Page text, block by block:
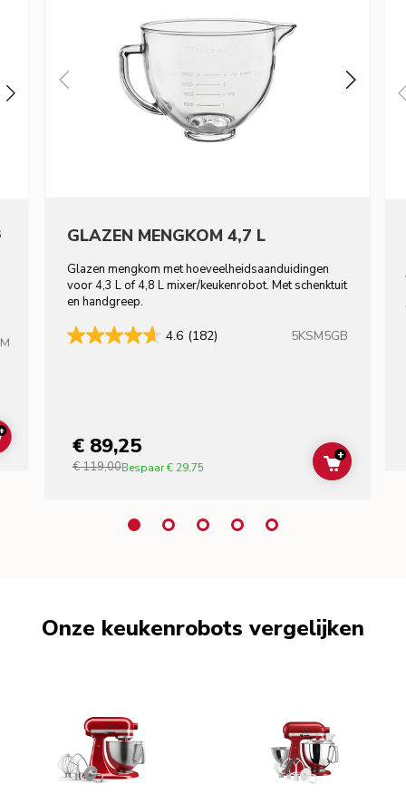
ADD TO CART
GLAZEN MENGKOM 4,7 L
Glazen mengkom met hoeveelheidsaanduidingen
voor 4,3 L of 4,8 L mixer/keukenrobot. Met schenktuit
en handgreep.
4.6 (182) 5KSM5GB
€ 89,25
€ 119,00Bespaar€ 29,75 ADD TO
+
Onze keukenrobots vergelijken